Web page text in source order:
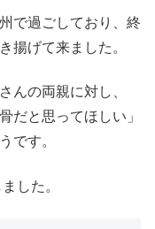
で過ごしており、終
揚げて来ました。
んの両親に対し、
だと思ってほしい」
です。
した。